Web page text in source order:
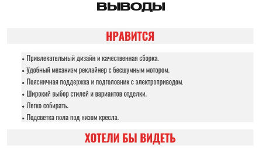
ВЫВОДЫ